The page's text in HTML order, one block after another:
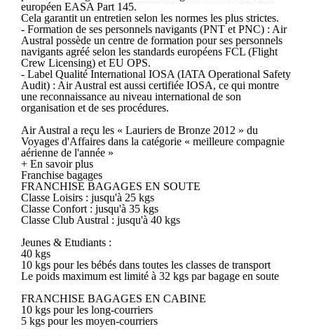
européen EASA Part 145.
Cela garantit un entretien selon les normes les plus strictes.
- Formation de ses personnels navigants (PNT et PNC) : Air
Austral possède un centre de formation pour ses personnels
navigants agréé selon les standards européens FCL (Flight
Crew Licensing) et EU OPS.
- Label Qualité International IOSA (IATA Operational Safety
Audit) : Air Austral est aussi certifiée IOSA, ce qui montre
une reconnaissance au niveau international de son
organisation et de ses procédures.
Air Austral a reçu les « Lauriers de Bronze 2012 » du
Voyages d'Affaires dans la catégorie « meilleure compagnie
aérienne de l'année »
+ En savoir plus
Franchise bagages
FRANCHISE BAGAGES EN SOUTE
Classe Loisirs : jusqu'à 25 kgs
Classe Confort : jusqu'à 35 kgs
Classe Club Austral : jusqu'à 40 kgs
Jeunes & Etudiants :
40 kgs
10 kgs pour les bébés dans toutes les classes de transport
Le poids maximum est limité à 32 kgs par bagage en soute
FRANCHISE BAGAGES EN CABINE
10 kgs pour les long-courriers
5 kgs pour les moyen-courriers